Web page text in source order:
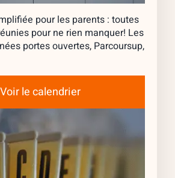
pour les parents : toutes
pour ne rien manquer! Les
portes ouvertes, Parcoursup,
Voir le calendrier